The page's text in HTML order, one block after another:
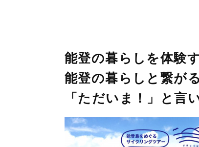
能登の暮らしを体験
能登の暮らしと繋がる
「ただいま！」と言